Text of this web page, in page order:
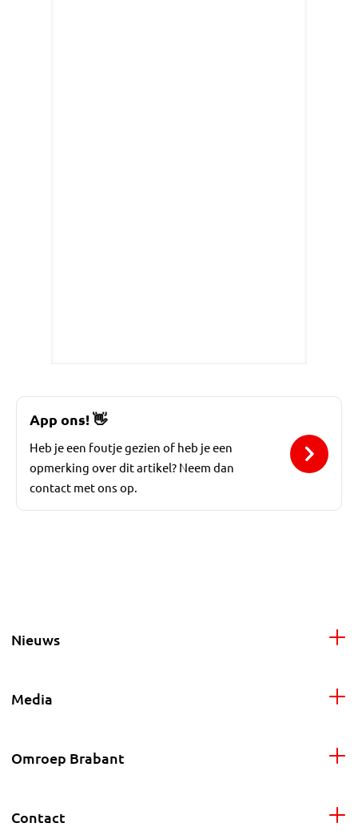
App ons!👋
Heb je een foutje gezien of heb je een
opmerking over dit artikel? Neem dan
contact met ons op.
Nieuws
Media
Omroep Brabant
Contact